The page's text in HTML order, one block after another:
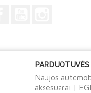
Naujos
aksesuarai |